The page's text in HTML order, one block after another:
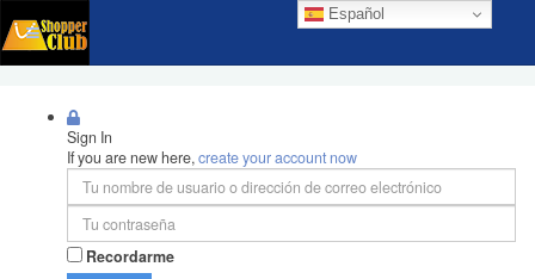
Español
Sign In
If you are new here,create your account now
Recordarme